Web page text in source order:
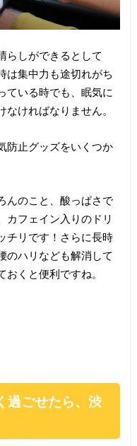
らしができるとして
は集中力も途切れがち
ている時でも、眠気に
ければなりません。
防止グッズをいくつか
んのこと、酸っぱさで
カフェイン入りのドリ
チリです！さらに長時
のハリなども解消して
くと便利ですね。
過ごせたら、渋